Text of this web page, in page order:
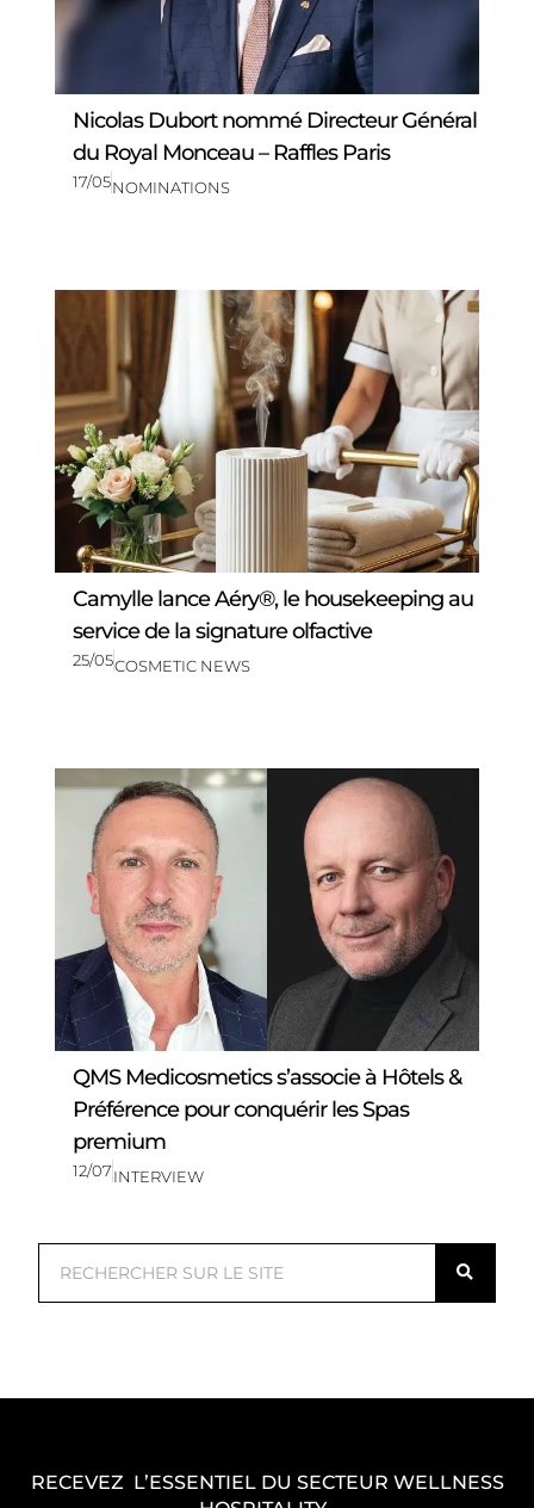
Nicolas Dubort nommé Directeur Général
du Royal Monceau – Raffles Paris
17/05NOMINATIONS
Camylle lance Aéry®, le housekeeping au
service de la signature olfactive
25/05COSMETIC NEWS
QMS Medicosmetics s’associe à Hôtels &
Préférence pour conquérir les Spas
premium
12/07INTERVIEW
h
RECEVEZ L’ESSENTIEL DU SECTEUR WELLNESS